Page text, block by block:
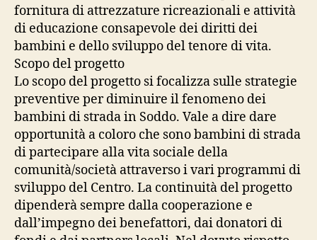
fornitura di attrezzature ricreazionali e attività
di educazione consapevole dei diritti dei
bambini e dello sviluppo del tenore di vita.
Scopo del progetto
Lo scopo del progetto si focalizza sulle strategie
preventive per diminuire il fenomeno dei
bambini di strada in Soddo. Vale a dire dare
opportunità a coloro che sono bambini di strada
di partecipare alla vita sociale della
comunità/società attraverso i vari programmi di
sviluppo del Centro. La continuità del progetto
dipenderà sempre dalla cooperazione e
dall’impegno dei benefattori, dai donatori di